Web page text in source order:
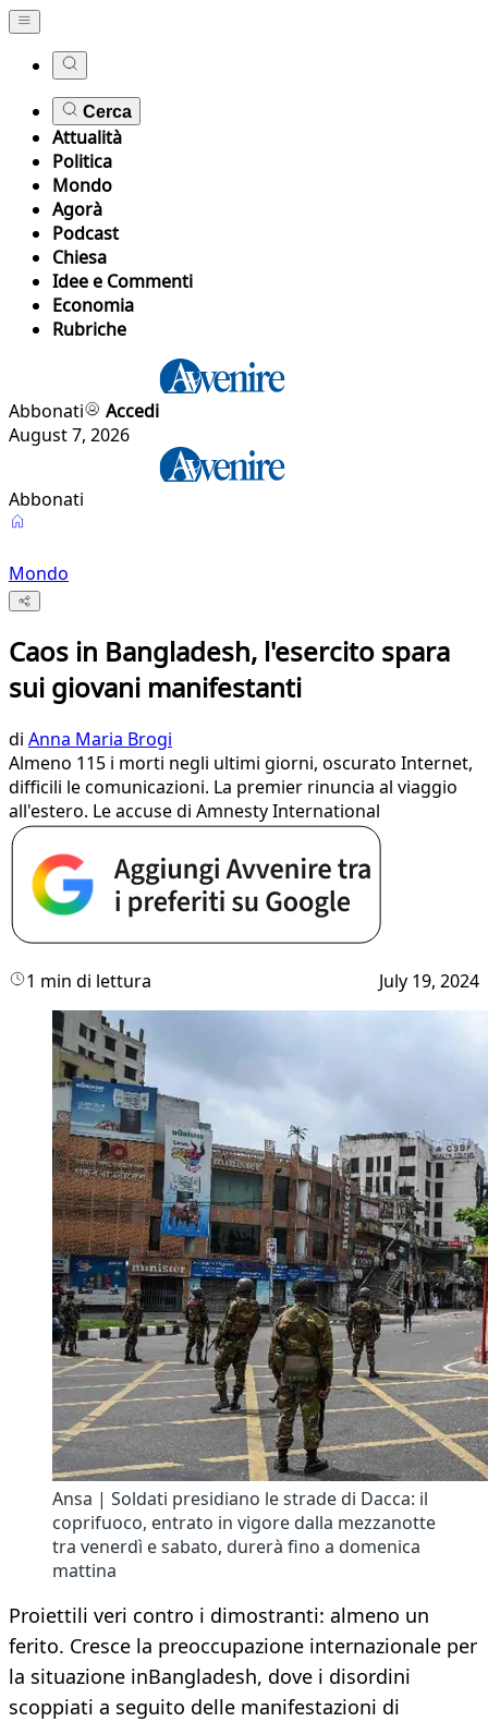
Cerca
Attualità
Politica
Mondo
Agorà
Podcast
Chiesa
Idee e Commenti
Economia
Rubriche
Abbonati
Accedi
August 7, 2026
Abbonati
Mondo
Caos in Bangladesh, l'esercito spara
sui giovani manifestanti
di Anna Maria Brogi
Almeno 115 i morti negli ultimi giorni, oscurato Internet,
difficili le comunicazioni. La premier rinuncia al viaggio
all'estero. Le accuse di Amnesty International
1 min di lettura July 19, 2024
Ansa | Soldati presidiano le strade di Dacca: il
coprifuoco, entrato in vigore dalla mezzanotte
tra venerdì e sabato, durerà fino a domenica
mattina
Proiettili veri contro i dimostranti: almeno un
ferito. Cresce la preoccupazione internazionale per
la situazione inBangladesh, dove i disordini
scoppiati a seguito delle manifestazioni di